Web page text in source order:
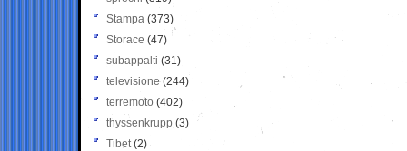
Stampa (373)
Storace (47)
subappalti (31)
televisione(244)
terremoto (402)
thyssenkrupp (3)
Tibet(2)